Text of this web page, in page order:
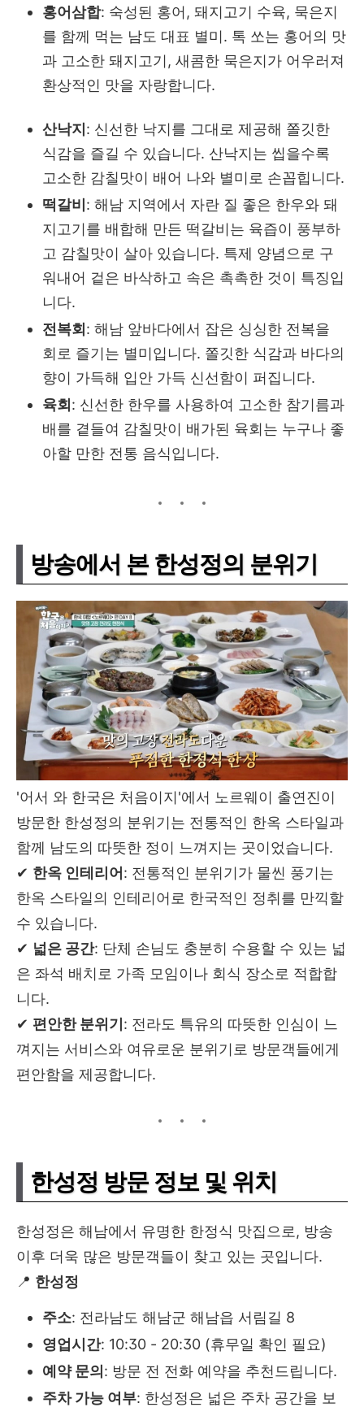
홍어삼합: 숙성된 홍어, 돼지고기 수육, 묵은지
를 함께 먹는 남도 대표 별미. 톡 쏘는 홍어의 맛
과 고소한 돼지고기, 새콤한 묵은지가 어우러져
환상적인 맛을 자랑합니다.
산낙지: 신선한 낙지를 그대로 제공해 쫄깃한
식감을 즐길 수 있습니다. 산낙지는 씹을수록
고소한 감칠맛이 배어 나와 별미로 손꼽힙니다.
떡갈비: 해남 지역에서 자란 질 좋은 한우와 돼
지고기를 배합해 만든 떡갈비는 육즙이 풍부하
고 감칠맛이 살아 있습니다. 특제 양념으로 구
워내어 겉은 바삭하고 속은 촉촉한 것이 특징입
니다.
전복회: 해남 앞바다에서 잡은 싱싱한 전복을
회로 즐기는 별미입니다. 쫄깃한 식감과 바다의
향이 가득해 입안 가득 신선함이 퍼집니다.
육회: 신선한 한우를 사용하여 고소한 참기름과
배를 곁들여 감칠맛이 배가된 육회는 누구나 좋
아할 만한 전통 음식입니다.
방송에서 본 한성정의 분위기
'어서 와 한국은 처음이지'에서 노르웨이 출연진이
방문한 한성정의 분위기는 전통적인 한옥 스타일과
함께 남도의 따뜻한 정이 느껴지는 곳이었습니다.
✔ 한옥 인테리어: 전통적인 분위기가 물씬 풍기는
한옥 스타일의 인테리어로 한국적인 정취를 만끽할
수 있습니다.
✔ 넓은 공간: 단체 손님도 충분히 수용할 수 있는 넓
은 좌석 배치로 가족 모임이나 회식 장소로 적합합
니다.
✔ 편안한 분위기: 전라도 특유의 따뜻한 인심이 느
껴지는 서비스와 여유로운 분위기로 방문객들에게
편안함을 제공합니다.
한성정 방문 정보 및 위치
한성정은 해남에서 유명한 한정식 맛집으로, 방송
이후 더욱 많은 방문객들이 찾고 있는 곳입니다.
📍 한성정
주소: 전라남도 해남군 해남읍 서림길 8
영업시간: 10:30 - 20:30 (휴무일 확인 필요)
예약 문의 : 방문 전 전화 예약을 추천드립니다.
주차 가능 여부: 한성정은 넓은 주차 공간을 보